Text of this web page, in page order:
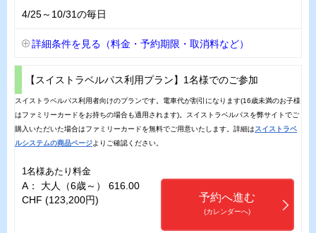
4/25～10/31の毎日
詳細条件を見る（料金・予約期限・取消料など）
【スイストラベルパス利用プラン】1名様でのご参加
スイストラベルパス利用者向けのプランです。電車代が割引になります(16歳未満のお子様
はファミリーカードをお持ちの場合も適用されます)。スイストラベルパスを弊サイトでご
購入いただいた場合はファミリーカードを無料でご用意いたします。詳細はスイストラベ
ルシステムの商品ページよりご確認ください。
1名様あたり料金
A： 大人（6歳～） 616.00
CHF (123,200円)
予約へ進む
(カレンダーへ)